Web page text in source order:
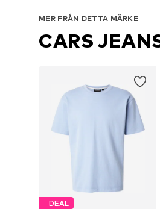
MER FRÅN DETTA MÄRKE
CARS
DEAL